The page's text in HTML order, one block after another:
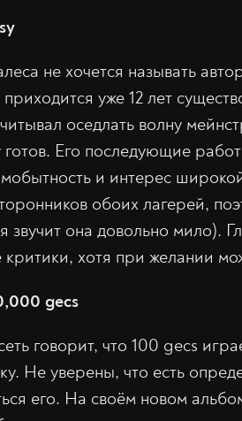
не хочется называть
уже 12 лет
оседлать волну
Его последующие
и интерес
обоих лагерей,
звучит она довольно мило).
критики, хотя при желании
gecs
говорит, что 100 gecs
Не уверены, что есть
его. На своём новом